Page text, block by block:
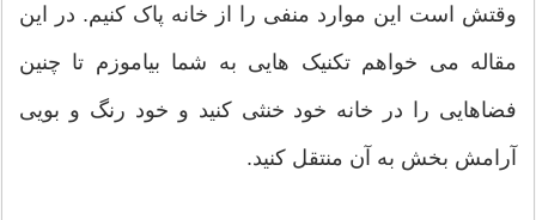
وقتش است این موارد منفی را از خانه پاک کنیم. در این
مقاله می خواهم تکنیک هایی به شما بیاموزم تا چنین
فضاهایی را در خانه خود خنثی کنید و خود رنگ و بویی
آرامش بخش به آن منتقل کنید.